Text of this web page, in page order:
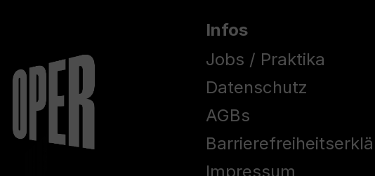
Infos
Jobs / Praktika
Datenschutz
AGBs
Impressum